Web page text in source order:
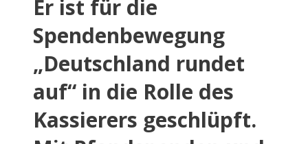
Er ist für die
Spendenbewegung
„Deutschland rundet
auf“ in die Rolle des
Kassierers geschlüpft.